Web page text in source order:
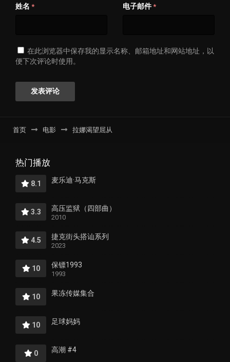
姓名 * 电子邮件 *
在此浏览器中保存我的显示名称、邮箱地址和网站地址，以
便下次评论时使用。
首页 电影 拉娜渴望屈从
热门播放
8.1 麦乐迪·马克斯
3.3 高压监狱（四部曲）
2010
4.5 捷克街头搭讪系列
2023
10 保镖1993
1993
10 果冻传媒集合
10 足球妈妈
0 高潮 #4